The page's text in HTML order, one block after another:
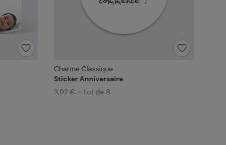
Charme Classique
Sticker Anniversaire
3,92 € - Lot de 8